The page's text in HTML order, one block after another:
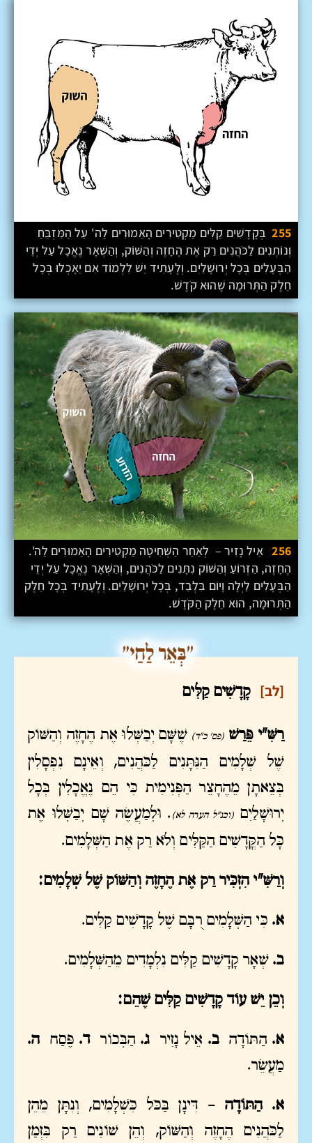
255בְּקָדָשִׁים קַלִּים מַקְטִירִים הָאֵמוּרִים לַה' עַל הַמִּזְבֵּחַ
וְנוֹתְנִים לַכֹּהֲנִים רַק אֶת הֶחָזֶה וְהַשּׁוֹק, וְהַשְּׁאָר נֶאֱכָל עַל יְדֵי
הַבְּעָלִים בְּכָל יְרוּשָׁלַיִם. וְלֶעָתִיד יֵשׁ לִלְמוֹד אִם יֵאָכְלוּ בְּכָל
חֵלֶק הַתְּרוּמָה שֶׁהוּא קֹדֶשׁ.
256אֵיל נָזִיר – לְאַחַר הַשְּׁחִיטָה מַקְטִירִים הָאֵמוּרִים לַה'.
הֶחָזֶה, הַזְּרוֹעַ וְהַשּׁוֹק נִתָּנִים לַכֹּהֲנִים, וְהַשְּׁאָר נֶאֱכָל עַל יְדֵי
הַבְּעָלִים לַיְלָה וָיוֹם בִּלְבַד, בְּכָל יְרוּשָׁלַיִם. וְלֶעָתִיד בְּכָל חֵלֶק
הַתְּרוּמָה, הוּא חֵלֶק הַקֹּדֶשׁ.
[לב] קָדָשִׁים קַלִּים
רַשִּׁ"י פֵּרַשׁ (פס' כ"ד) שֶׁשָּׁם יְבַשְּׁלוּ אֶת הֶחָזֶה וְהַשּׁוֹק
שֶׁל שְׁלָמִים הַנִּתָּנִים לַכֹּהֲנִים, וְאֵינָם נִפְסָלִין
בְּצֵאתָן מֵהֶחָצֵר הַפְּנִימִית כִּי הֵם נֶאֱכָלִין בְּכָל
יְרוּשָׁלַיִם(וכנ"ל הערה לא) . וּלְמַעֲשֶׂה שָׁם יְבַשְּׁלוּ אֶת
כָּל הַקֳּדָשִׁים הַקַּלִּים וְלֹא רַק אֶת הַשְּׁלָמִים.
וְרַשִּׁ"י הִזְכִּיר רַק אֶת הֶחָזֶה וְהַשּׁוֹק שֶׁל שְׁלָמִים:
א. כִּי הַשְּׁלָמִים רֻבָּם שֶׁל קָדָשִׁים קַלִּים.
ב. שְׁאָר קָדָשִׁים קַלִּים נִלְמָדִים מֵהַשְּׁלָמִים.
וְכֵן יֵשׁ עוֹד קָדָשִׁים קַלִּים שֶׁהֵם:
א. הַתּוֹדָהב. אֵיל נָזִיר ג. הַבְּכוֹר ד. פֶּסַח ה.
מַעֲשֵׂר.
א. הַתּוֹדָה – דִּינָן בַּכֹּל כִּשְׁלָמִים, וְנִתָּן מֵהֵן
לַכֹּהֲנִים הֶחָזֶה וְהַשּׁוֹק, וְהֵן שׁוֹנִים רַק בִּזְמַן